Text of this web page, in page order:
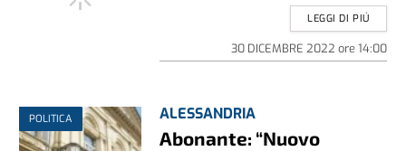
30 DICEMBRE 2022 ore 14:00
LEGGI DI PIÚ
POLITICA ALESSANDRIA
Abonante: “Nuovo